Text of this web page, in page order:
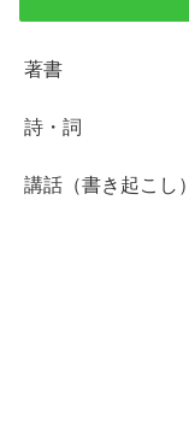
著書
詩・詞
講話（書き起こし）